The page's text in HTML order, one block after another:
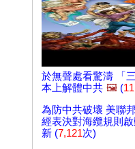
於無聲處看驚濤 「
本上解體中共 🖼️ (
為防中共破壞 美聯
經表決對海纜規則
新 (7,121次)